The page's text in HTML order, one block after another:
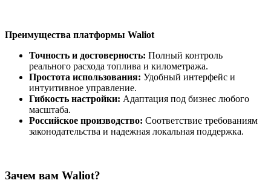
Преимущества платформы Waliot
Точность и достоверность: Полный контроль
реального расхода топлива и километража.
Простота использования: Удобный интерфейс и
интуитивное управление.
Гибкость настройки: Адаптация под бизнес любого
масштаба.
Российское производство: Соответствие требованиям
законодательства и надежная локальная поддержка.
Зачем вам Waliot?